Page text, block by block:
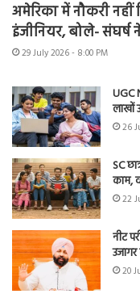
अमेरिका में नौकरी नहीं
इंजीनियर, बोले-
29 July 2026 - 8:00 PM
UGC
लाखों
26
SC
काम,
22
नीट
20